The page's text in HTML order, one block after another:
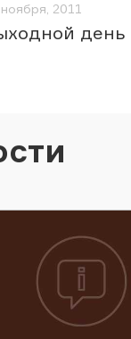
2011
день